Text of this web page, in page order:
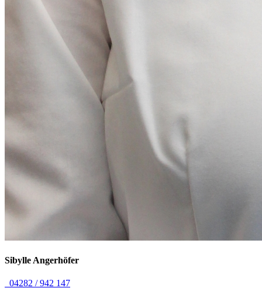
Sibylle Angerhöfer
04282 / 942 147